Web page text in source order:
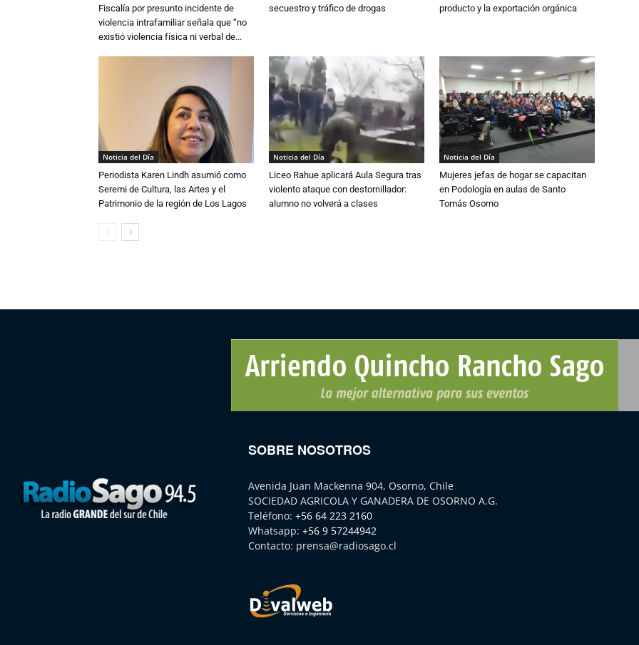
Fiscalía por presunto incidente de
violencia intrafamiliar señala que “no
existió violencia física ni verbal de...
secuestro y tráfico de drogas
producto y la exportación orgánica
Noticia del Día
Periodista Karen Lindh asumió como
Seremi de Cultura, las Artes y el
Patrimonio de la región de Los Lagos
Noticia del Día
Liceo Rahue aplicará Aula Segura tras
violento ataque con destornillador:
alumno no volverá a clases
Noticia del Día
Mujeres jefas de hogar se capacitan
en Podología en aulas de Santo
Tomás Osorno
SOBRE NOSOTROS
Avenida Juan Mackenna 904, Osorno, Chile
SOCIEDAD AGRICOLA Y GANADERA DE OSORNO A.G.
Teléfono: +56 64 223 2160
Whatsapp: +56 9 57244942
Contacto: prensa@radiosago.cl